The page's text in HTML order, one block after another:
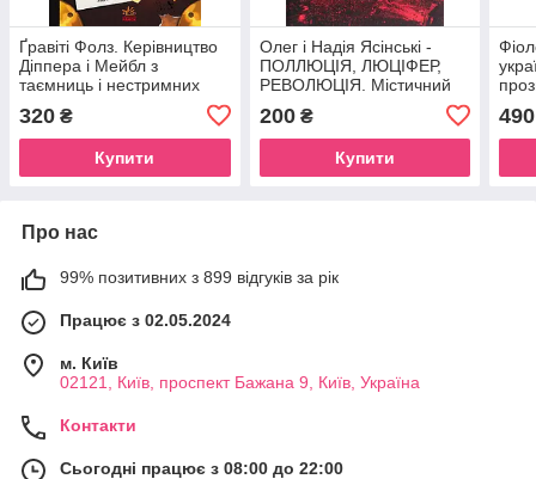
Ґравіті Фолз. Керівництво
Діппера і Мейбл з
таємниць і нестримних
320 ₴
Купити
Олег і Надія Ясінські -
ПОЛЛЮЦІЯ, ЛЮЦІФЕР,
РЕВОЛЮЦІЯ. Містичний
роман у шести частинах, з
прологом та епілогом
200₴
Купити
490
Про нас
99% позитивних з 899 відгуків за рік
Працює з 02.05.2024
м. Київ
02121, Київ, проспект Бажана 9, Київ, Україна
Контакти
Сьогодні працює з 08:00 до 22:00